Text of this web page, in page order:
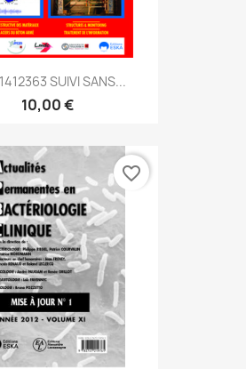
SUIVI SANS...
10,00 €
favorite_border